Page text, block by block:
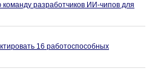
разработчиков ИИ-чипов для
16 работоспособных